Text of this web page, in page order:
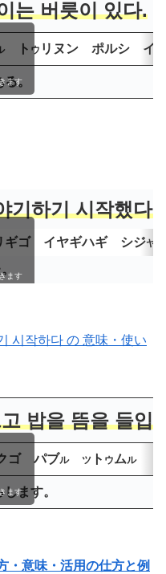
는 버릇이 있다.
ト ウ リヌン ポルシ イ
。
ます
기하기 시작했다.
ギゴイヤギハギ シジヤ
ます
시작하다 の 意味・使い
밥을 뜸을 들입
ゴ パブル ツ ト ウムルト
ます。
ます
・意味・活用の仕方と例